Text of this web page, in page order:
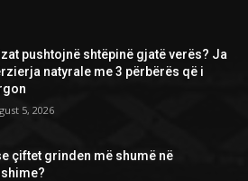
pushtojnë shtëpinë gjatë verës? Ja
natyrale me 3 përbërës që i
5, 2026
çiftet grinden më shumë në